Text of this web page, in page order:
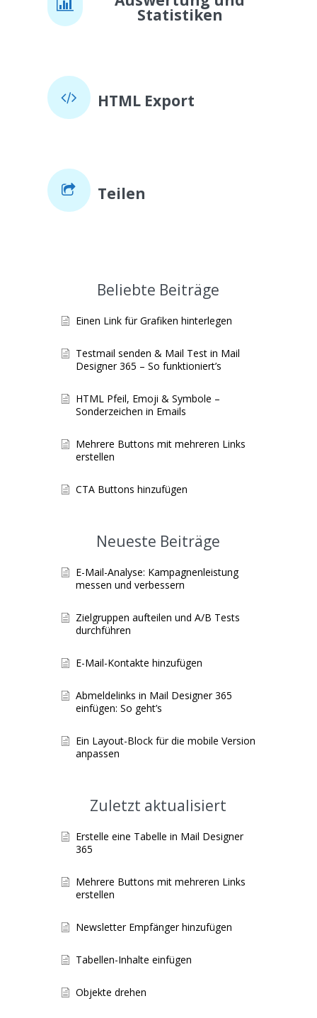
Statistiken
HTML Export
Teilen
Beliebte Beiträge
Einen Link für Grafiken hinterlegen
Testmail senden & Mail Test in Mail
Designer 365 – So funktioniert’s
HTML Pfeil, Emoji & Symbole –
Sonderzeichen in Emails
Mehrere Buttons mit mehreren Links
erstellen
CTA Buttons hinzufügen
Neueste Beiträge
E-Mail-Analyse: Kampagnenleistung
messen und verbessern
Zielgruppen aufteilen und A/B Tests
durchführen
E-Mail-Kontakte hinzufügen
Abmeldelinks in Mail Designer 365
einfügen: So geht’s
Ein Layout-Block für die mobile Version
anpassen
Zuletzt aktualisiert
Erstelle eine Tabelle in Mail Designer
365
Mehrere Buttons mit mehreren Links
erstellen
Newsletter Empfänger hinzufügen
Tabellen-Inhalte einfügen
Objekte drehen